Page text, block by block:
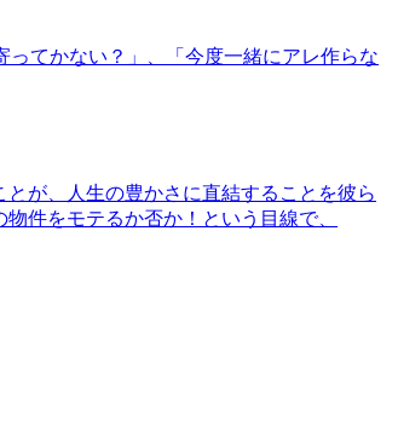
ってかない？」、「今度一緒にアレ作らな
が、人生の豊かさに直結することを彼ら
件をモテるか否か！という目線で、